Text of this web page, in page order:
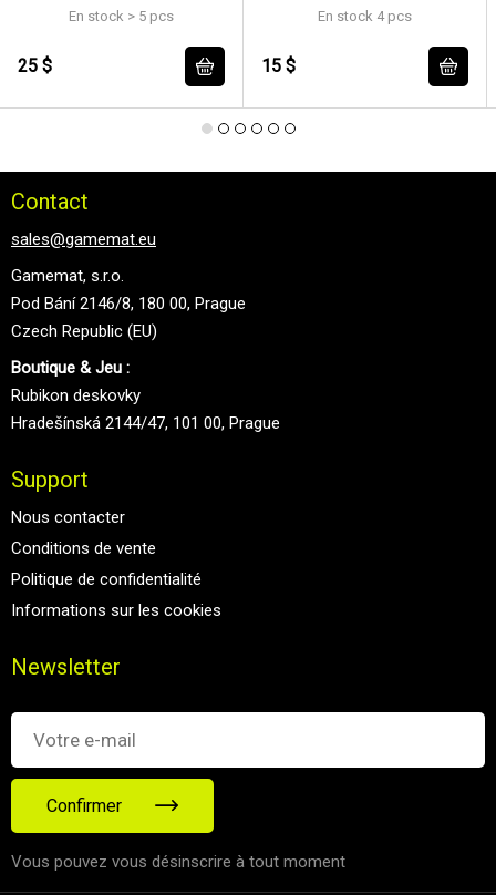
En stock > 5 pcs
25 $
En stock 4 pcs
15 $
Contact
sales@gamemat.eu
Gamemat, s.r.o.
Pod Bání 2146/8, 180 00, Prague
Czech Republic (EU)
Boutique & Jeu :
Rubikon deskovky
Hradešínská 2144/47, 101 00, Prague
Support
Nous contacter
Conditions de vente
Politique de confidentialité
Informations sur les cookies
Newsletter
Confirmer
Vous pouvez vous désinscrire à tout moment